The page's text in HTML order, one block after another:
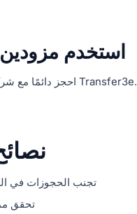
استخدم
احجز دائمًا مع شركات موثوقة مثل Transfer3e.
تجنب الحجوزات في
تحقق